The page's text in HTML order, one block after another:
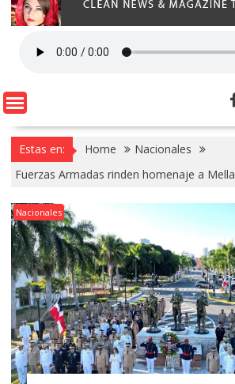
Estas en: Home
Nacionales
Fuerzas Armadas rinden homenaje a Mella
Nacionales